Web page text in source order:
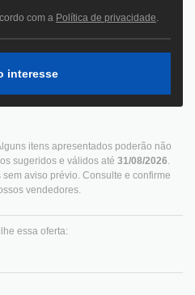
itens apresentados poderão não
sugeridos e válidos até 31/08/2026.
aviso prévio. Consulte e confirme
vendedores.
essa oferta:
com a Política de privacidade.
interesse